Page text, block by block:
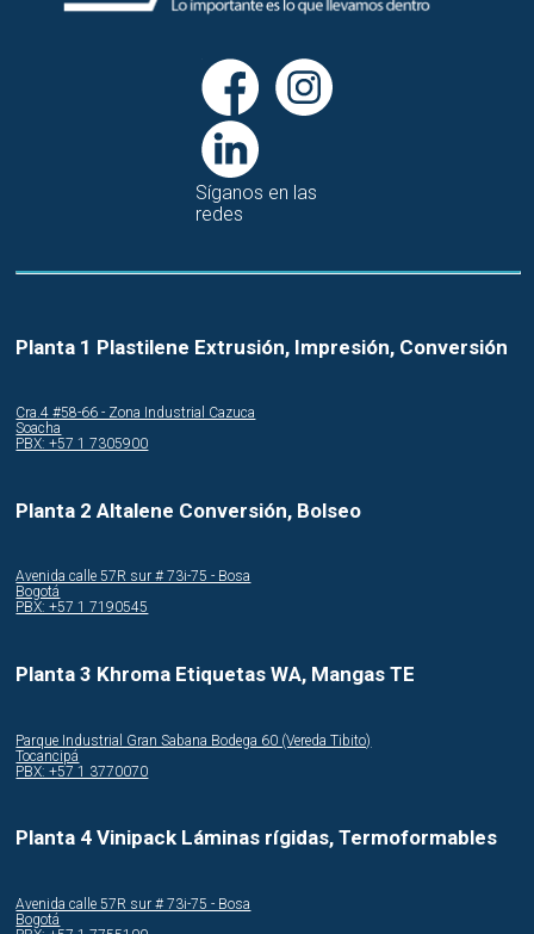
Síganos en las
redes
Planta 1 Plastilene Extrusión, Impresión, Conversión
Cra.4 #58-66 - Zona Industrial Cazuca
Soacha
PBX: +57 1 7305900
Planta 2 Altalene Conversión, Bolseo
Avenida calle 57R sur # 73i-75 - Bosa
Bogotá
PBX: +57 1 7190545
Planta 3 Khroma Etiquetas WA, Mangas TE
Parque Industrial Gran Sabana Bodega 60 (Vereda Tibito)
Tocancipá
PBX: +57 1 3770070
Planta 4 Vinipack Láminas rígidas, Termoformables
Avenida calle 57R sur # 73i-75 - Bosa
Bogotá